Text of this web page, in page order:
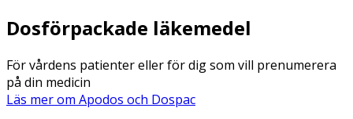
Dosförpackade läkemedel
För vårdens patienter eller för dig som vill prenumerera
på din medicin
Läs mer om Apodos och Dospac